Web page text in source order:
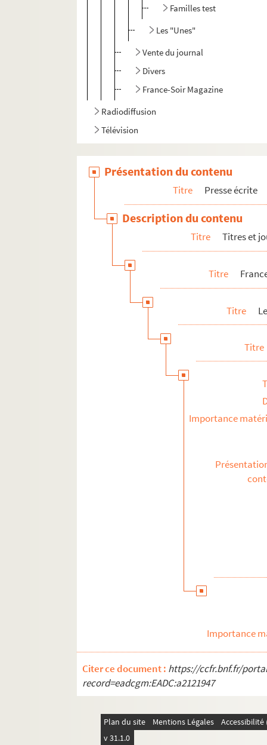
Familles test
Les "Unes"
Vente du journal
Divers
France-Soir Magazine
Radiodiffusion
Télévision
Présentation du contenu
Titre Presse écrite
Description du contenu
Titre Titres et
Titre
Titre
Titre
Importance
Importance
Citer ce document : https://ccfr.bnf.fr/
record=eadcgm:EADC:a2121947
Plan du site Mentions Légales
v 31.1.0